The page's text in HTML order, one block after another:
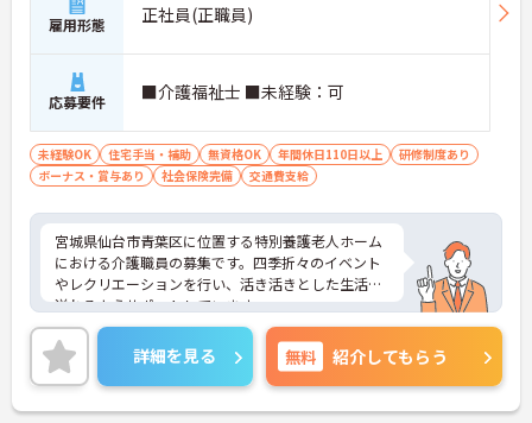
雇用形態 正社員(正職員)
応募要件 ■介護福祉士 ■未経験：可
未経験OK 住宅手当・補助 無資格OK 年間休日110日以上
研修制度あり
ボーナス・賞与あり
社会保険完備 交通費支給
宮城県仙台市青葉区に位置する特別養護老人ホーム
における介護職員の募集です。四季折々のイベント
やレクリエーションを行い、活き活きとした生活が
送れるようサポートしています。
研修制度が充実しており、経験のある方でも入社後
のミスマッチを減らすような対策を行っておりま
す。年間休日が120日もあり、プライベートとのメ
リハリをつけた働き方ができます。
ご興味のある方には、面接対策ポイントなど、さら
詳細を見る 無料 紹介してもらう